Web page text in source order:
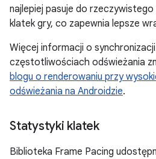
najlepiej pasuje do
klatek gry, co zapewnia lepsze
Więcej informacji o
częstotliwościach odświeżania
blogu o renderowaniu przy
odświeżania na Androidzie.
Statystyki klatek
Biblioteka Frame Pacing